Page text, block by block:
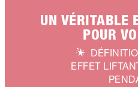
UN VÉRITABLE
POUR
EFFET